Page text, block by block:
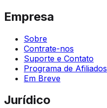
Empresa
Sobre
Contrate-nos
Suporte e Contato
Programa de Afiliados
Em Breve
Jurídico